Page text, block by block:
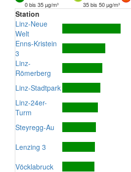
0 bis 35 µg/m³
35 bis 50 µg/m³
Station
Linz-Neue
Welt
Enns-Kristein
3
Linz-
Römerberg
Linz-Stadtpark
Linz-24er-
Turm
Steyregg-Au
Lenzing 3
Vöcklabruck